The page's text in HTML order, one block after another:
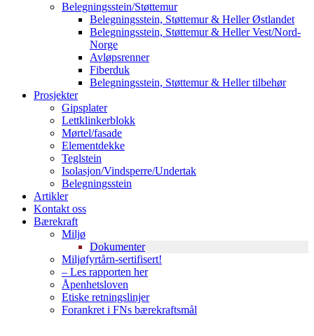
Belegningsstein/Støttemur
Belegningsstein, Støttemur & Heller Østlandet
Belegningsstein, Støttemur & Heller Vest/Nord-
Norge
Avløpsrenner
Fiberduk
Belegningsstein, Støttemur & Heller tilbehør
Prosjekter
Gipsplater
Lettklinkerblokk
Mørtel/fasade
Elementdekke
Teglstein
Isolasjon/Vindsperre/Undertak
Belegningsstein
Artikler
Kontakt oss
Bærekraft
Miljø
Dokumenter
Miljøfyrtårn-sertifisert!
– Les rapporten her
Åpenhetsloven
Etiske retningslinjer
Forankret i FNs bærekraftsmål